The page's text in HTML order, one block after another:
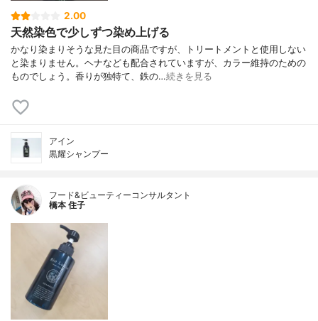
2.00
天然染色で少しずつ染め上げる
かなり染まりそうな見た目の商品ですが、トリートメントと使用しない
と染まりません。ヘナなども配合されていますが、カラー維持のための
ものでしょう。香りが独特て、鉄の…続きを見る
アイン
黒耀シャンプー
フード&ビューティーコンサルタント
橋本 住子